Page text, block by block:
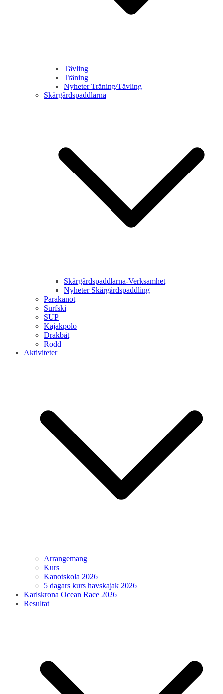
Tävling
Träning
Nyheter Träning/Tävling
Skärgårdspaddlarna
Skärgårdspaddlarna-Verksamhet
Nyheter Skärgårdspaddling
Parakanot
Surfski
SUP
Kajakpolo
Drakbåt
Rodd
Aktiviteter
Arrangemang
Kurs
Kanotskola 2026
5 dagars kurs havskajak 2026
Karlskrona Ocean Race 2026
Resultat